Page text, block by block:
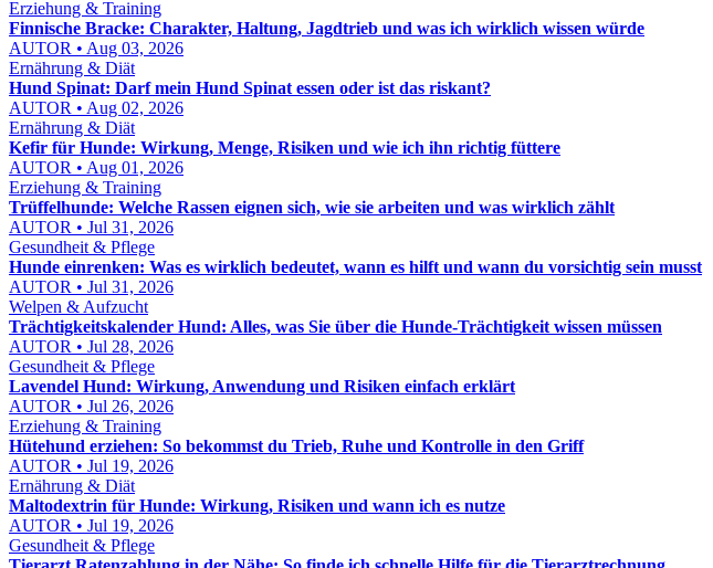
Erziehung & Training
Finnische Bracke: Charakter, Haltung, Jagdtrieb und was ich wirklich wissen würde
AUTOR • Aug 03, 2026
Ernährung & Diät
Hund Spinat: Darf mein Hund Spinat essen oder ist das riskant?
AUTOR • Aug 02, 2026
Ernährung & Diät
Kefir für Hunde: Wirkung, Menge, Risiken und wie ich ihn richtig füttere
AUTOR • Aug 01, 2026
Erziehung & Training
Trüffelhunde: Welche Rassen eignen sich, wie sie arbeiten und was wirklich zählt
AUTOR • Jul 31, 2026
Gesundheit & Pflege
Hunde einrenken: Was es wirklich bedeutet, wann es hilft und wann du vorsichtig sein musst
AUTOR • Jul 31, 2026
Welpen & Aufzucht
Trächtigkeitskalender Hund: Alles, was Sie über die Hunde-Trächtigkeit wissen müssen
AUTOR • Jul 28, 2026
Gesundheit & Pflege
Lavendel Hund: Wirkung, Anwendung und Risiken einfach erklärt
AUTOR • Jul 26, 2026
Erziehung & Training
Hütehund erziehen: So bekommst du Trieb, Ruhe und Kontrolle in den Griff
AUTOR • Jul 19, 2026
Ernährung & Diät
Maltodextrin für Hunde: Wirkung, Risiken und wann ich es nutze
AUTOR • Jul 19, 2026
Gesundheit & Pflege